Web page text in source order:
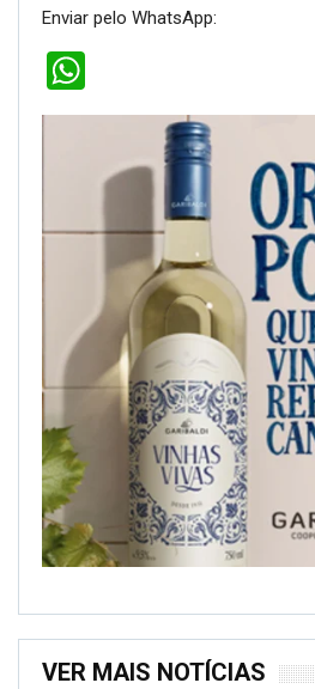
Enviar pelo WhatsApp:
VER MAIS NOTÍCIAS